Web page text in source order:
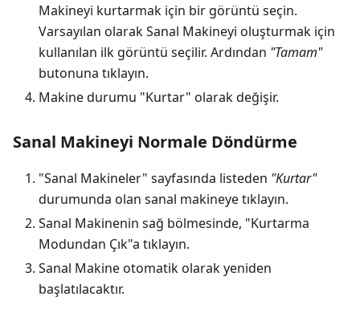
Makineyi kurtarmak için bir görüntü seçin.
Varsayılan olarak Sanal Makineyi oluşturmak için
kullanılan ilk görüntü seçilir. Ardından "Tamam"
butonuna tıklayın.
Makine durumu "Kurtar" olarak değişir.
Sanal Makineyi Normale Döndürme
"Sanal Makineler" sayfasında listeden "Kurtar"
durumunda olan sanal makineye tıklayın.
Sanal Makinenin sağ bölmesinde, "Kurtarma
Modundan Çık"a tıklayın.
Sanal Makine otomatik olarak yeniden
başlatılacaktır.